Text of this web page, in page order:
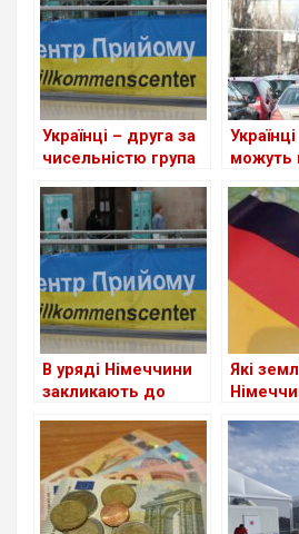
Українці – друга за
чисельністю група
можуть
В уряді Німеччини
закликають до
для шукачів
притулку: чи
стосується це
українців?
Які
станом